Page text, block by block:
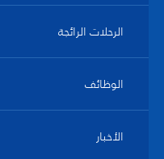
الرحلات الرائجة
الوظائف
الأخبار